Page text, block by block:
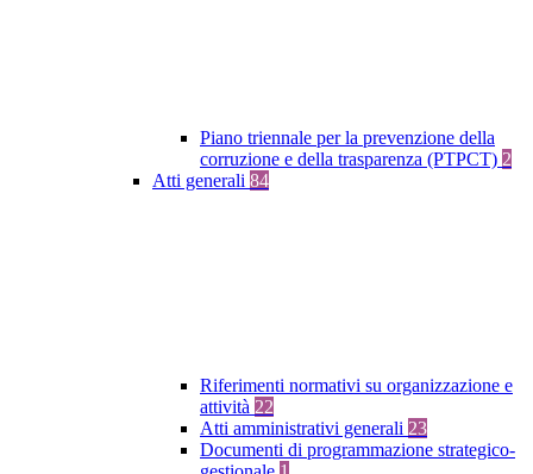
Piano triennale per la prevenzione della
corruzione e della trasparenza (PTPCT) 2
Atti generali 84
Riferimenti normativi su organizzazione e
attività 22
Atti amministrativi generali 23
Documenti di programmazione strategico-